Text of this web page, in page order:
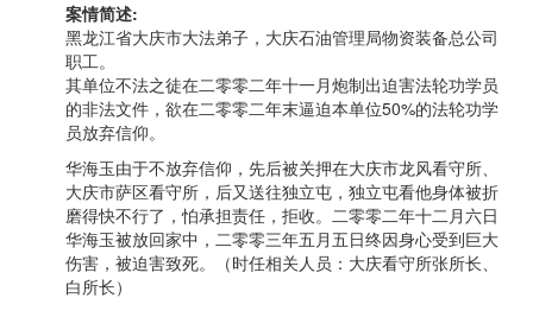
案情简述:
黑龙江省大庆市大法弟子，大庆石油管理局物资装备总公司
职工。
其单位不法之徒在二零零二年十一月炮制出迫害法轮功学员
的非法文件，欲在二零零二年末逼迫本单位50%的法轮功学
员放弃信仰。
华海玉由于不放弃信仰，先后被关押在大庆市龙风看守所、
大庆市萨区看守所，后又送往独立屯，独立屯看他身体被折
磨得快不行了，怕承担责任，拒收。二零零二年十二月六日
华海玉被放回家中，二零零三年五月五日终因身心受到巨大
伤害，被迫害致死。（时任相关人员：大庆看守所张所长、
白所长）